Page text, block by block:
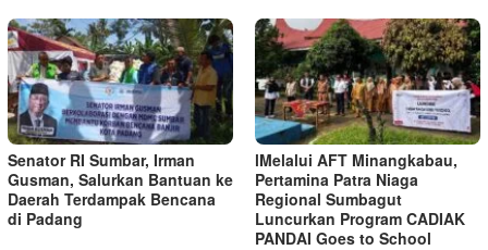
Senator RI Sumbar, Irman
Gusman, Salurkan Bantuan ke
Daerah Terdampak Bencana
di Padang
lMelalui AFT Minangkabau,
Pertamina Patra Niaga
Regional Sumbagut
Luncurkan Program CADIAK
PANDAI Goes to School